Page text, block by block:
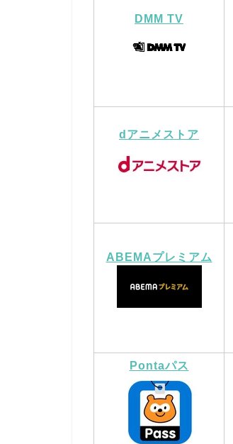
DMM TV
dアニメストア
ABEMAプレミアム
Pontaパス